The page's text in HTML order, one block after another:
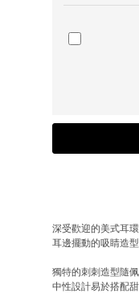
深受歡迎的美式耳
耳邊擺動的吸睛造
獨特的刺刺造型隨
中性設計易於搭配